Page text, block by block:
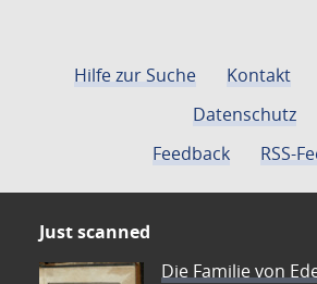
Hilfe zur Suche Kontakt
Datenschutz
Feedback
RSS-
Just scanned
Die Familie von